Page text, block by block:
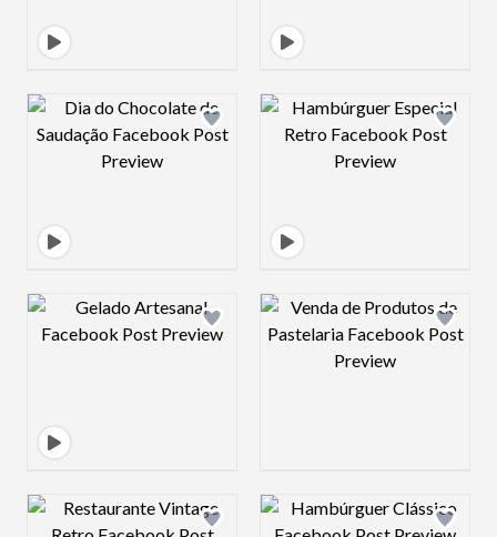
Design preview image Design preview
Design preview image Design preview
Design preview image Design preview